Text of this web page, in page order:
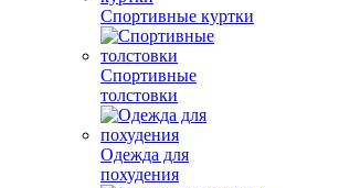
Спортивные куртки
Спортивные
толстовки
Одежда для
похудения